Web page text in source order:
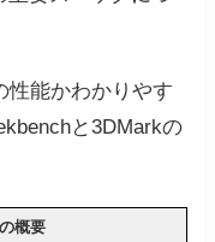
性能かわかりやす
と3DMarkの
概要